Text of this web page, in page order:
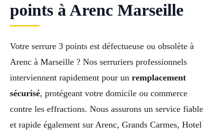
points à Arenc Marseille
Votre serrure 3 points est défectueuse ou obsolète à
Arenc à Marseille ? Nos serruriers professionnels
interviennent rapidement pour un remplacement
sécurisé, protégeant votre domicile ou commerce
contre les effractions. Nous assurons un service fiable
et rapide également sur Arenc, Grands Carmes, Hotel